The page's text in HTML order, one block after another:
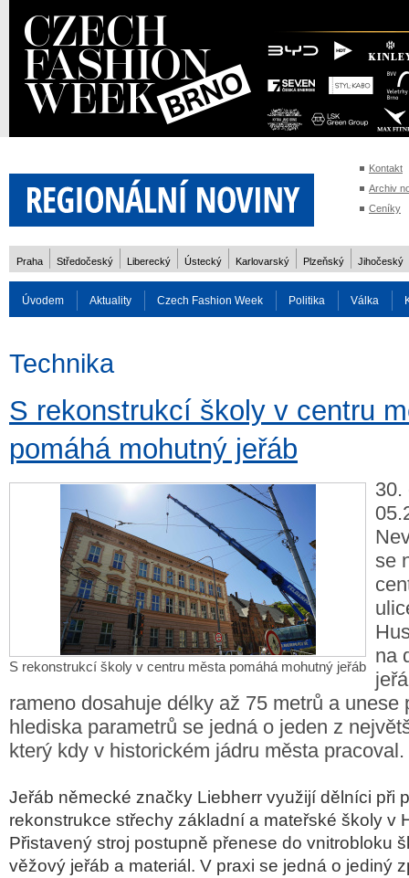
Kontakt
Archiv
Ceníky
Praha Středočeský Liberecký Ústecký Karlovarský Plzeňský Jihočeský
Úvodem Aktuality Czech Fashion Week Politika Válka
Technika
S rekonstrukcí školy v centru
pomáhá mohutný jeřáb
S rekonstrukcí školy v centru města pomáhá mohutný jeřáb
30.
se
na
rameno dosahuje délky až 75 metrů a unese
hlediska parametrů se jedná o jeden z
který kdy v historickém jádru města pracoval.
Jeřáb německé značky Liebherr využijí dělníci při
rekonstrukce střechy základní a mateřské školy v
Přistavený stroj postupně přenese do vnitrobloku
věžový jeřáb a materiál. V praxi se jedná o jediný